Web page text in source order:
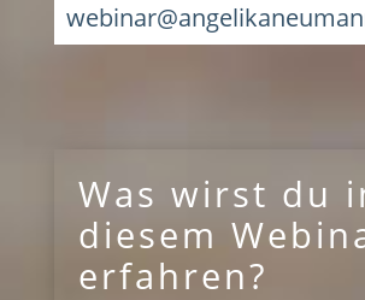
Was wirst du
diesem
erfahren?